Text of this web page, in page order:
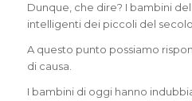
Dunque, che dire? I bambini
intelligenti dei piccoli del
A questo punto possiamo
di causa.
I bambini di oggi hanno